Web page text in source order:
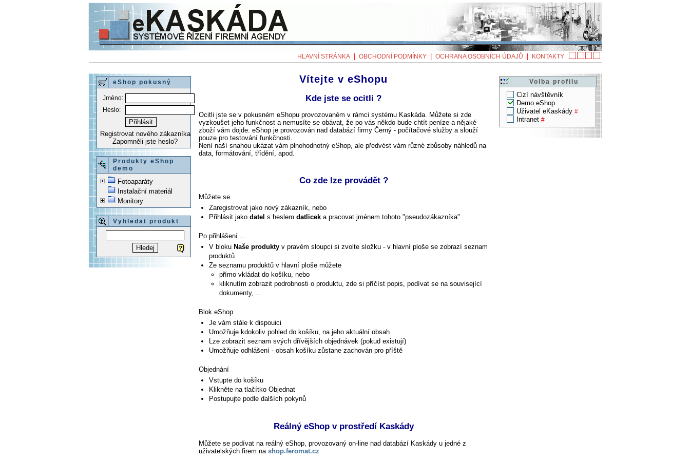
HLAVNÍ STRÁNKA OBCHODNÍ PODMÍNKY OCHRANA OSOBNÍCH ÚDAJŮ KONTAKTY
eShop pokusný
Jméno:
Heslo:
Registrovat nového zákazníka
Zapomněli jste heslo?
Produkty eShop
demo
Fotoaparáty
Instalační materiál
Monitory
Vyhledat produkt
Volba profilu
Cizí návštěvník
Demo eShop
Uživatel eKaskády #
Intranet #
Vítejte v eShopu
Kde jste se ocitli ?
Ocitli jste se v pokusném eShopu provozovaném v rámci systému Kaskáda. Můžete si zde
vyzkoušet jeho funkčnost a nemusíte se obávat, že po vás někdo bude chtít peníze a nějaké
zboží vám dojde. eShop je provozován nad databází firmy Černý - počítačové služby a slouží
pouze pro testování funkčnosti.
Není naší snahou ukázat vám plnohodnotný eShop, ale předvést vám různé zbůsoby náhledů na
data, formátování, třídění, apod.
Co zde lze provádět ?
Můžete se
Zaregistrovat jako nový zákazník, nebo
Přihlásit jako datel s heslem datlicek a pracovat jménem tohoto "pseudozákazníka"
Po přihlášení ...
V bloku Naše produkty v pravém sloupci si zvolte složku - v hlavní ploše se zobrazí seznam
produktů
Ze seznamu produktů v hlavní ploše můžete
přímo vkládat do košíku, nebo
kliknutím zobrazit podrobnosti o produktu, zde si příčíst popis, podívat se na související
dokumenty, ...
Blok eShop
Je vám stále k dispouici
Umožňuje kdokoliv pohled do košíku, na jeho aktuální obsah
Lze zobrazit seznam svých dřívějších objednávek (pokud existují)
Umožňuje odhlášení - obsah košíku zůstane zachován pro příště
Objednání
Vstupte do košíku
Klikněte na tlačítko Objednat
Postupujte podle dalších pokynů
Reálný eShop v prostředí Kaskády
Můžete se podívat na reálný eShop, provozovaný on-line nad databází Kaskády u jedné z
uživatelských firem na shop.feromat.cz